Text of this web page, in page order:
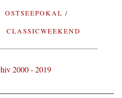
OSTSEEPOKAL
CLASSICWEEKEND
2000 - 2019